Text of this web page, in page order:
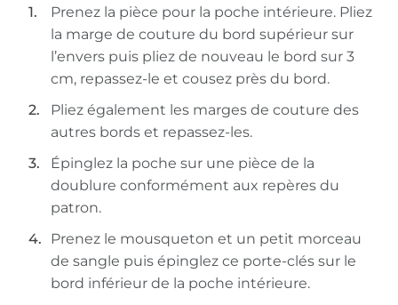
Prenez la pièce pour la poche intérieure. Pliez
la marge de couture du bord supérieur sur
l’envers puis pliez de nouveau le bord sur 3
cm, repassez-le et cousez près du bord.
Pliez également les marges de couture des
autres bords et repassez-les.
Épinglez la poche sur une pièce de la
doublure conformément aux repères du
patron.
Prenez le mousqueton et un petit morceau
de sangle puis épinglez ce porte-clés sur le
bord inférieur de la poche intérieure.